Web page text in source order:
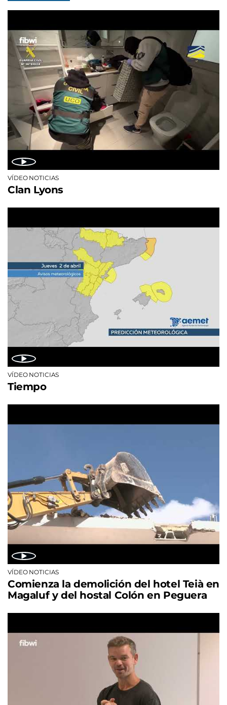
VÍDEO NOTICIAS
Clan Lyons
VÍDEO NOTICIAS
Tiempo
VÍDEO NOTICIAS
Comienza la demolición del hotel Teià en
Magaluf y del hostal Colón en Peguera